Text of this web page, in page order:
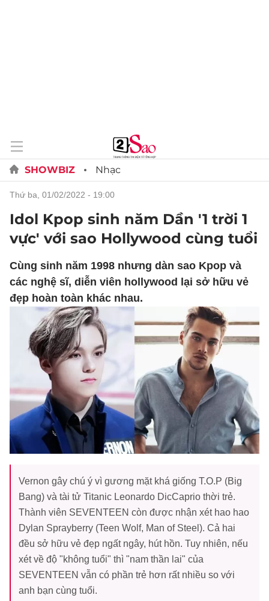
SHOWBIZ Nhạc
thứ ba, 01/02/2022 - 19:00
Idol Kpop sinh năm Dần '1 trời 1
vực' với sao Hollywood cùng tuổi
Cùng sinh năm 1998 nhưng dàn sao Kpop và
các nghệ sĩ, diễn viên hollywood lại sở hữu vẻ
đẹp hoàn toàn khác nhau.
Vernon gây chú ý vì gương mặt khá giống T.O.P (Big
Bang) và tài tử Titanic Leonardo DicCaprio thời trẻ.
Thành viên SEVENTEEN còn được nhận xét hao hao
Dylan Sprayberry (Teen Wolf, Man of Steel). Cả hai
đều sở hữu vẻ đẹp ngất ngây, hút hồn. Tuy nhiên, nếu
xét về độ "không tuổi" thì "nam thần lai" của
SEVENTEEN vẫn có phần trẻ hơn rất nhiều so với
anh bạn cùng tuổi.